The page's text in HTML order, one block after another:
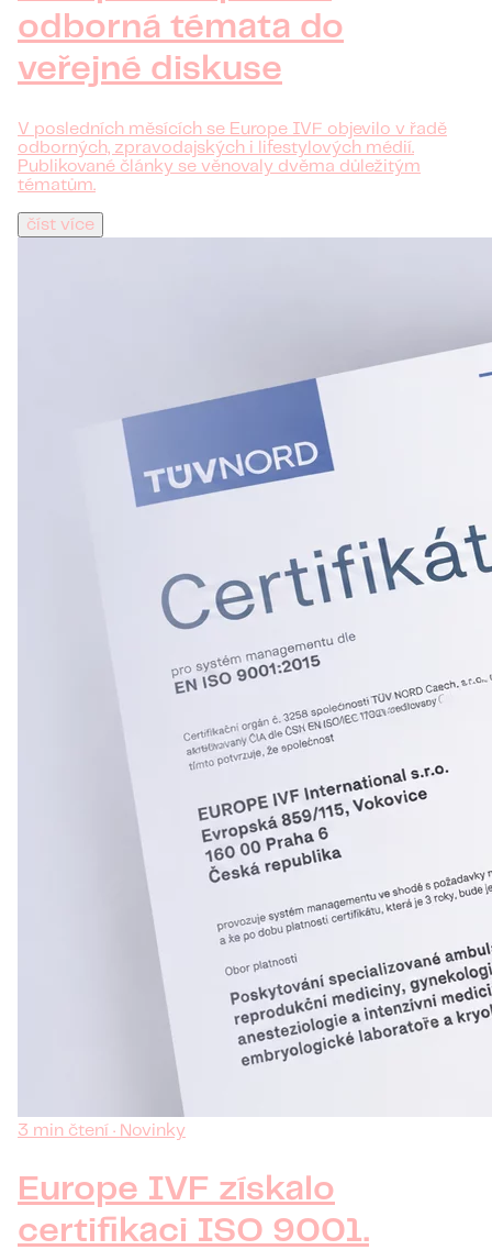
odborná témata do
veřejné diskuse
V posledních měsících se Europe IVF objevilo v řadě
odborných, zpravodajských i lifestylových médií.
Publikované články se věnovaly dvěma důležitým
tématům.
číst více
3 min čtení · Novinky
Europe IVF získalo
certifikaci ISO 9001.